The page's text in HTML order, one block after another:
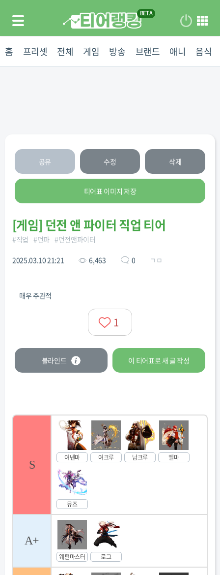
홈 프리셋 전체 게임 방송 브랜드 애니 음식
공유 수정 삭제
티어표 이미지 저장
[게임] 던전 앤 파이터 직업 티어
#직업 #던파 #던전앤파이터
2025.03.10 21:21 6,463 0 ㄱㅁ
매우 주관적
1
블라인드 이 티어표로 새 글 작성
S
여넨마 여크루 남크루 엘마
뮤즈
A+
웨펀마스터 로그